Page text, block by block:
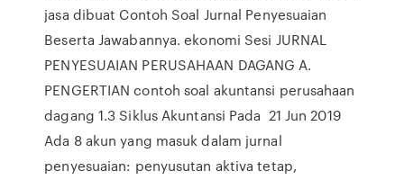
jasa dibuat Contoh Soal Jurnal Penyesuaian
Beserta Jawabannya. ekonomi Sesi JURNAL
PENYESUAIAN PERUSAHAAN DAGANG A.
PENGERTIAN contoh soal akuntansi perusahaan
dagang 1.3 Siklus Akuntansi Pada 21 Jun 2019
Ada 8 akun yang masuk dalam jurnal
penyesuaian: penyusutan aktiva tetap,